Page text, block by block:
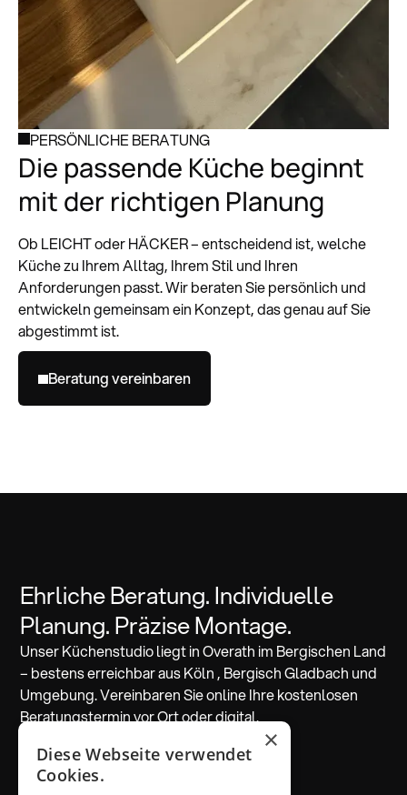
PERSÖNLICHE BERATUNG
Die passende Küche beginnt
mit der richtigen Planung
Ob LEICHT oder HÄCKER – entscheidend ist, welche
Küche zu Ihrem Alltag, Ihrem Stil und Ihren
Anforderungen passt. Wir beraten Sie persönlich und
entwickeln gemeinsam ein Konzept, das genau auf Sie
abgestimmt ist.
Beratung vereinbaren
Ehrliche Beratung. Individuelle
Planung. Präzise Montage.
Unser Küchenstudio liegt in Overath im Bergischen Land
– bestens erreichbar aus Köln , Bergisch Gladbach und
Umgebung. Vereinbaren Sie online Ihre kostenlosen
Beratungstermin vor Ort oder digital.
Beratung vereinbaren
×
Diese Webseite verwendet
Cookies.